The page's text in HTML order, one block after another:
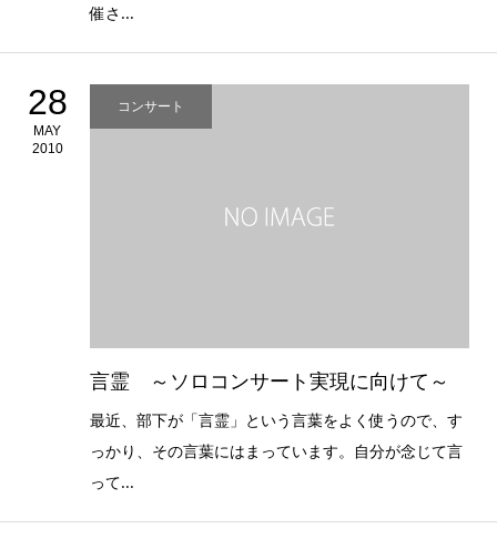
催さ...
28
MAY
2010
コンサート
言霊 ～ソロコンサート実現に向けて～
最近、部下が「言霊」という言葉をよく使うので、す
っかり、その言葉にはまっています。自分が念じて言
って...